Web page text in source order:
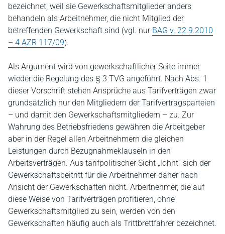
bezeichnet, weil sie Gewerkschaftsmitglieder anders
behandeln als Arbeitnehmer, die nicht Mitglied der
betreffenden Gewerkschaft sind (vgl. nur BAG v. 22.9.2010
– 4 AZR 117/09).
Als Argument wird von gewerkschaftlicher Seite immer
wieder die Regelung des § 3 TVG angeführt. Nach Abs. 1
dieser Vorschrift stehen Ansprüche aus Tarifverträgen zwar
grundsätzlich nur den Mitgliedern der Tarifvertragsparteien
– und damit den Gewerkschaftsmitgliedern – zu. Zur
Wahrung des Betriebsfriedens gewähren die Arbeitgeber
aber in der Regel allen Arbeitnehmern die gleichen
Leistungen durch Bezugnahmeklauseln in den
Arbeitsverträgen. Aus tarifpolitischer Sicht „lohnt“ sich der
Gewerkschaftsbeitritt für die Arbeitnehmer daher nach
Ansicht der Gewerkschaften nicht. Arbeitnehmer, die auf
diese Weise von Tarifverträgen profitieren, ohne
Gewerkschaftsmitglied zu sein, werden von den
Gewerkschaften häufig auch als Trittbrettfahrer bezeichnet.